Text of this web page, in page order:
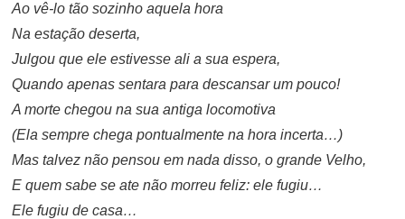
Ao vê-lo tão sozinho aquela hora
Na estação deserta,
Julgou que ele estivesse ali a sua espera,
Quando apenas sentara para descansar um pouco!
A morte chegou na sua antiga locomotiva
(Ela sempre chega pontualmente na hora incerta…)
Mas talvez não pensou em nada disso, o grande Velho,
E quem sabe se ate não morreu feliz: ele fugiu…
Ele fugiu de casa…